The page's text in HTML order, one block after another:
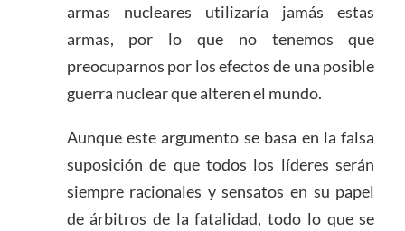
armas nucleares utilizaría jamás estas
armas, por lo que no tenemos que
preocuparnos por los efectos de una posible
guerra nuclear que alteren el mundo.
Aunque este argumento se basa en la falsa
suposición de que todos los líderes serán
siempre racionales y sensatos en su papel
de árbitros de la fatalidad, todo lo que se